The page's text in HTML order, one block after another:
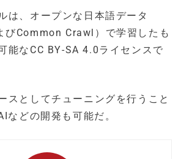
は、オープンな日本語データ
びCommon Crawl）で学習したも
能なCC BY-SA 4.0ライセンスで
スとしてチューニングを行うこと
などの開発も可能だ。